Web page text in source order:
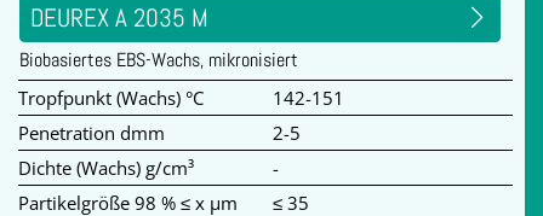
DEUREX A 2035 M
Biobasiertes EBS-Wachs, mikronisiert
Tropfpunkt (Wachs) °C
142-151
Penetration dmm
2-5
Dichte (Wachs) g/cm³
-
Partikelgröße 98 % ≤ x µm
≤ 35